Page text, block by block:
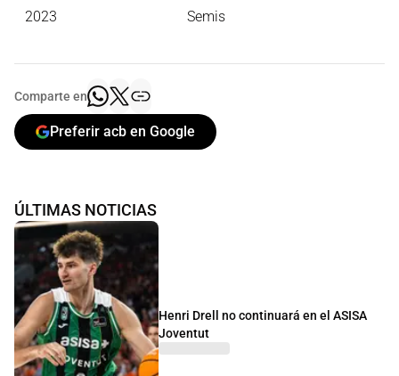
2023 Semis
Comparte en
Preferir acb en Google
ÚLTIMAS NOTICIAS
Henri Drell no continuará en el ASISA
Joventut